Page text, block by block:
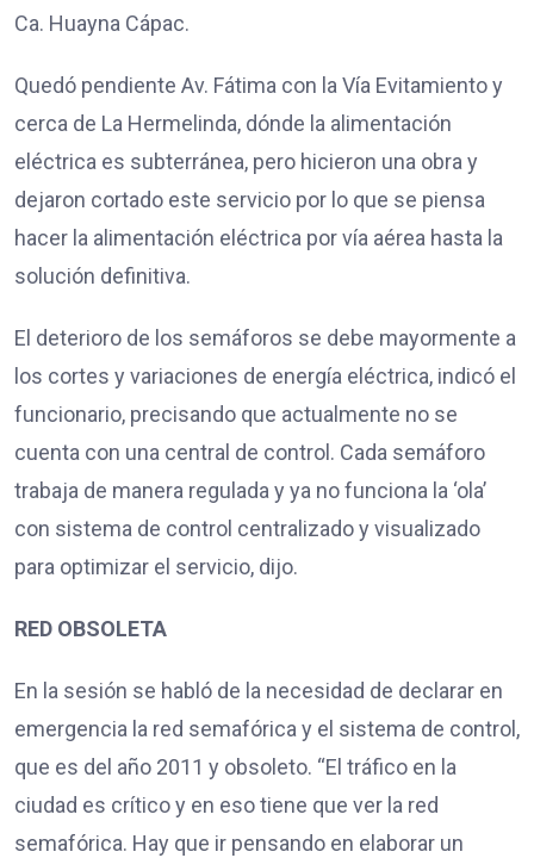
Ca. Huayna Cápac.
Quedó pendiente Av. Fátima con la Vía Evitamiento y
cerca de La Hermelinda, dónde la alimentación
eléctrica es subterránea, pero hicieron una obra y
dejaron cortado este servicio por lo que se piensa
hacer la alimentación eléctrica por vía aérea hasta la
solución definitiva.
El deterioro de los semáforos se debe mayormente a
los cortes y variaciones de energía eléctrica, indicó el
funcionario, precisando que actualmente no se
cuenta con una central de control. Cada semáforo
trabaja de manera regulada y ya no funciona la ‘ola’
con sistema de control centralizado y visualizado
para optimizar el servicio, dijo.
RED OBSOLETA
En la sesión se habló de la necesidad de declarar en
emergencia la red semafórica y el sistema de control,
que es del año 2011 y obsoleto. “El tráfico en la
ciudad es crítico y en eso tiene que ver la red
semafórica. Hay que ir pensando en elaborar un